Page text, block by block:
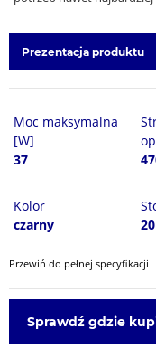
Prezentacja produktu
Moc maksymalna
[W]
37
Kolor
czarny
20
Przewiń do pełnej specyfikacji
Sprawdź gdzie